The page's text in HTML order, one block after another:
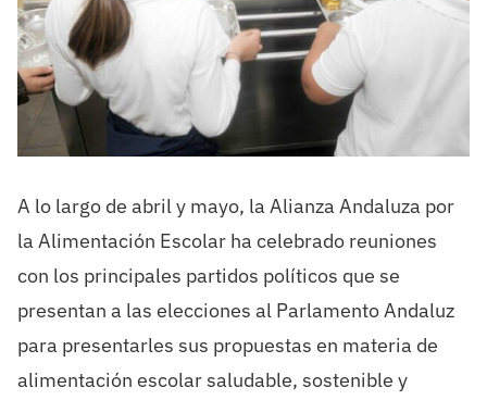
A lo largo de abril y mayo, la Alianza Andaluza por
la Alimentación Escolar ha celebrado reuniones
con los principales partidos políticos que se
presentan a las elecciones al Parlamento Andaluz
para presentarles sus propuestas en materia de
alimentación escolar saludable, sostenible y